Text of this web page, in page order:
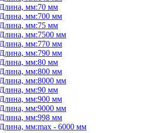
мм:70 мм
мм:700 мм
мм:75 мм
мм:7500 мм
мм:770 мм
мм:790 мм
мм:80 мм
мм:800 мм
мм:8000 мм
мм:90 мм
мм:900 мм
мм:9000 мм
мм:998 мм
мм:max - 6000 мм